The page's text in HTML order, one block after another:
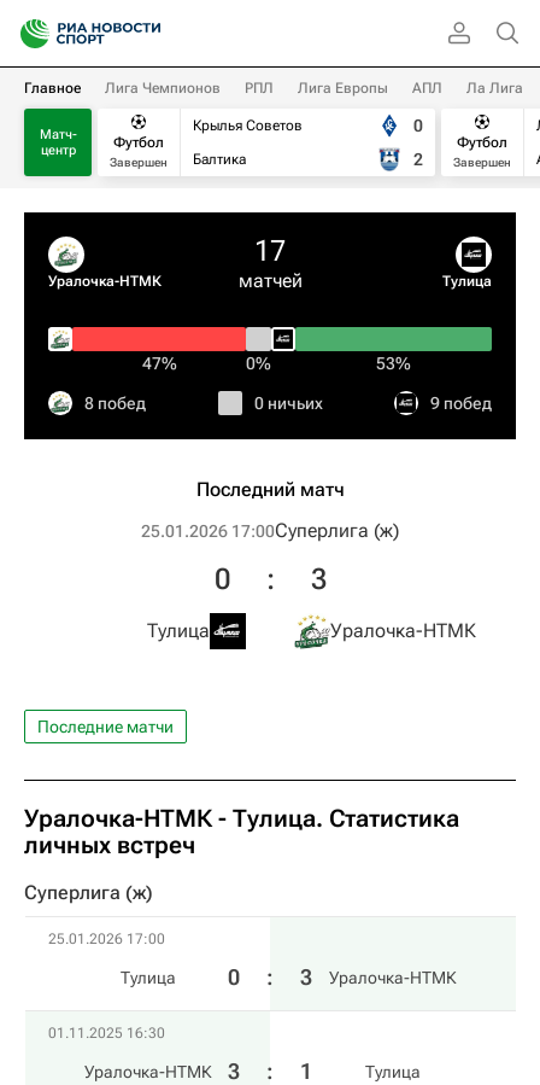
Главное Лига Чемпионов РПЛ Лига Европы АПЛ Ла Лига
Матч-
центр
Футбол
Завершен
Крылья Советов
Балтика
0
2
Футбол
Завершен
Уралочка-НТМК
17
матчей Тулица
47% 0% 53%
8 побед 0 ничьих 9 побед
Последний матч
25.01.2026 17:00Суперлига (ж)
Тулица
0 : 3
Уралочка-НТМК
Последние матчи
Уралочка-НТМК - Тулица. Статистика
личных встреч
Суперлига (ж)
25.01.2026 17:00
Тулица 0 : 3 Уралочка-НТМК
01.11.2025 16:30
Уралочка-НТМК 3 : 1 Тулица